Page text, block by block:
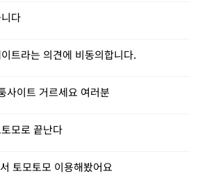
다
트라는 의견에 비동의합니다.
사이트 거르세요 여러분
모로 끝난다
토모토모 이용해봤어요